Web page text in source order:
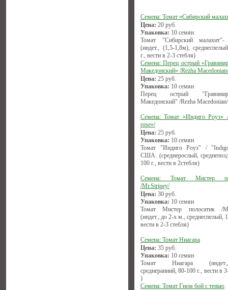
Семена: Томат «Сибирский
Цена: 20 руб.
Упаковка: 10 семян
Томат "Сибирский
(индет., (1,5-1,8м),
г., вести в 2-3 стебля)
Семена: Перец острый
Македонский» /Rezha Macedonian/
Цена: 25 руб.
Упаковка: 10 семян
Перец острый
Македонский" /Rezha Macedonian/
Семена: Томат «Индиго Роуз»
rose»/
Цена: 25 руб.
Упаковка: 10 семян
Томат "Индиго Роуз" /
США. (среднерослый,
100 г., вести в 2стебля)
Семена: Томат Мистер
/Mr.Stripey/
Цена: 30 руб.
Упаковка: 10 семян
Томат Мистер полосатик /
(индет., до 2-х м., среднеспелый,
вести в 2-3 стебля)
Семена: Томат Ниагара
Цена: 35 руб.
Упаковка: 10 семян
Томат Ниагара
среднеранний, 80-100 г., вести в
)
Семена: Томат Гном бой с тенью